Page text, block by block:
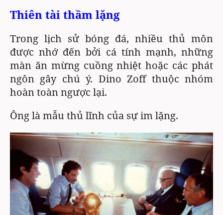
Thiên tài thầm lặng
Trong lịch sử bóng đá, nhiều thủ môn
được nhớ đến bởi cá tính mạnh, những
màn ăn mừng cuồng nhiệt hoặc các phát
ngôn gây chú ý. Dino Zoff thuộc nhóm
hoàn toàn ngược lại.
Ông là mẫu thủ lĩnh của sự im lặng.